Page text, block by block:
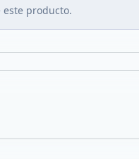
producto.